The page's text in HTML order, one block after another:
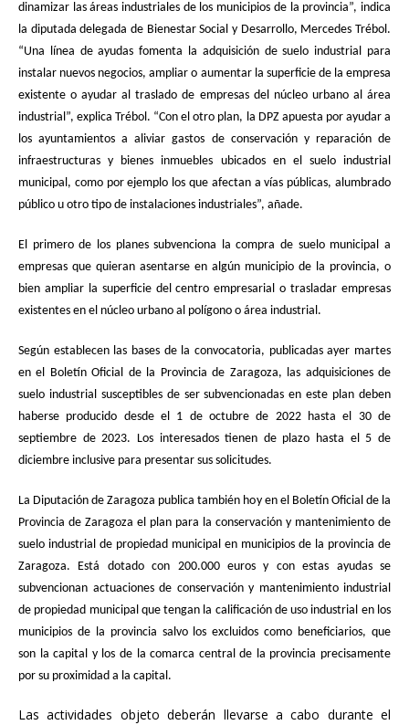
dinamizar las áreas industriales de los municipios de la provincia”, indica
la diputada delegada de Bienestar Social y Desarrollo, Mercedes Trébol.
“Una línea de ayudas fomenta la adquisición de suelo industrial para
instalar nuevos negocios, ampliar o aumentar la superficie de la empresa
existente o ayudar al traslado de empresas del núcleo urbano al área
industrial”, explica Trébol. “Con el otro plan, la DPZ apuesta por ayudar a
los ayuntamientos a aliviar gastos de conservación y reparación de
infraestructuras y bienes inmuebles ubicados en el suelo industrial
municipal, como por ejemplo los que afectan a vías públicas, alumbrado
público u otro tipo de instalaciones industriales”, añade.
El primero de los planes subvenciona la compra de suelo municipal a
empresas que quieran asentarse en algún municipio de la provincia, o
bien ampliar la superficie del centro empresarial o trasladar empresas
existentes en el núcleo urbano al polígono o área industrial.
Según establecen las bases de la convocatoria, publicadas ayer martes
en el Boletín Oficial de la Provincia de Zaragoza, las adquisiciones de
suelo industrial susceptibles de ser subvencionadas en este plan deben
haberse producido desde el 1 de octubre de 2022 hasta el 30 de
septiembre de 2023. Los interesados tienen de plazo hasta el 5 de
diciembre inclusive para presentar sus solicitudes.
La Diputación de Zaragoza publica también hoy en el Boletín Oficial de la
Provincia de Zaragoza el plan para la conservación y mantenimiento de
suelo industrial de propiedad municipal en municipios de la provincia de
Zaragoza. Está dotado con 200.000 euros y con estas ayudas se
subvencionan actuaciones de conservación y mantenimiento industrial
de propiedad municipal que tengan la calificación de uso industrial en los
municipios de la provincia salvo los excluidos como beneficiarios, que
son la capital y los de la comarca central de la provincia precisamente
por su proximidad a la capital.
Las actividades objeto deberán llevarse a cabo durante el